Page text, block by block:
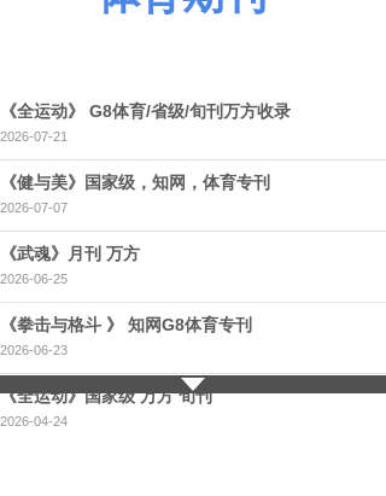
《全运动》 G8体育/省级/旬刊万方收录
2026-07-21
《健与美》国家级，知网，体育专刊
2026-07-07
《武魂》月刊 万方
2026-06-25
《拳击与格斗 》 知网G8体育专刊
2026-06-23
《全运动》国家级 万方 旬刊
2026-04-24